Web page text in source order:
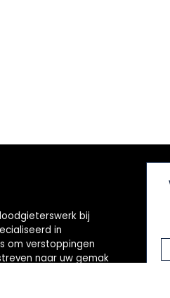
bij
in
om verstoppingen
naar uw gemak